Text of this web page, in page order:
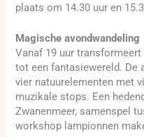
plaats om 14.30 uur en
Magische avondwandeling
Vanaf 19 uur
tot een fantasiewereld. De
vier natuurelementen met
muzikale stops. Een
Zwanenmeer, samenspel
workshop lampionnen